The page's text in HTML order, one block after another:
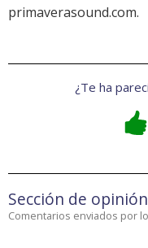
primaverasound.com.
¿Te ha
Sección de opinión
Comentarios enviados por